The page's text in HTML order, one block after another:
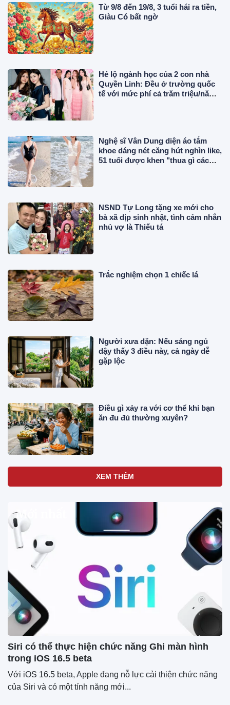
Từ 9/8 đến 19/8, 3 tuổi hái ra tiền,
Giàu Có bất ngờ
Hé lộ ngành học của 2 con nhà
Quyền Linh: Đều ở trường quốc
tế với mức phí cả trăm triệu/năm,
Nghệ sĩ Vân Dung diện áo tắm
khoe dáng nét căng hút nghìn like,
51 tuổi được khen "thua gì các
NSND Tự Long tặng xe mới cho
bà xã dịp sinh nhật, tình cảm nhắn
nhủ vợ là Thiếu tá
Trắc nghiệm chọn 1 chiếc lá
Người xưa dặn: Nếu sáng ngủ
dậy thấy 3 điều này, cả ngày dễ
gặp lộc
Điều gì xảy ra với cơ thể khi bạn
ăn đu đủ thường xuyên?
XEM THÊM
Mới nhất
Siri có thể thực hiện chức năng Ghi màn hình
trong iOS 16.5 beta
Với iOS 16.5 beta, Apple đang nỗ lực cải thiện chức năng
của Siri và có một tính năng mới...